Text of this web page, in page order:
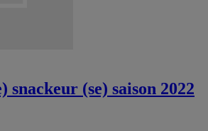
snackeur (se) saison 2022